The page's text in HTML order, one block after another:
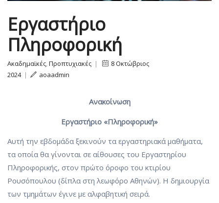
Εργαστήριο
Πληροφορική
Ακαδημαϊκές,Προπτυχιακές |
8 Οκτώβριος
2024| aoaadmin
Ανακοίνωση
Εργαστήριο «Πληροφορική»
Αυτή την εβδομάδα ξεκινούν τα εργαστηριακά μαθήματα,
τα οποία θα γίνονται σε αίθουσες του Εργαστηρίου
Πληροφορικής, στον πρώτο όροφο του κτιρίου
Ρουσόπουλου (δίπλα στη λεωφόρο Αθηνών). Η δημιουργία
των τμημάτων έγινε με αλφαβητική σειρά.